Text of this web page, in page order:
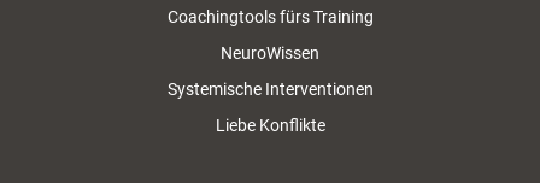
Coachingtools fürs Training
NeuroWissen
Systemische Interventionen
Liebe Konflikte